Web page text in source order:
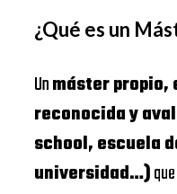
¿Qué es un
Unmáster
reconocida y
school, escuela
universidad…)